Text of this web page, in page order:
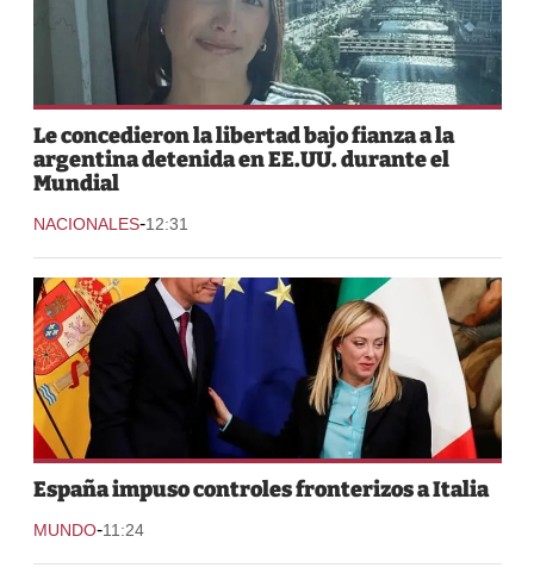
Le concedieron la libertad bajo fianza a la
argentina detenida en EE.UU. durante el
Mundial
NACIONALES-12:31
España impuso controles fronterizos a Italia
MUNDO-11:24